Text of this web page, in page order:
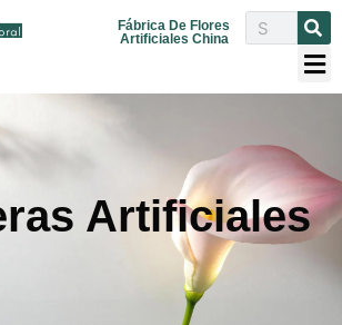
Fábrica De Flores
Artificiales China
Artificiales